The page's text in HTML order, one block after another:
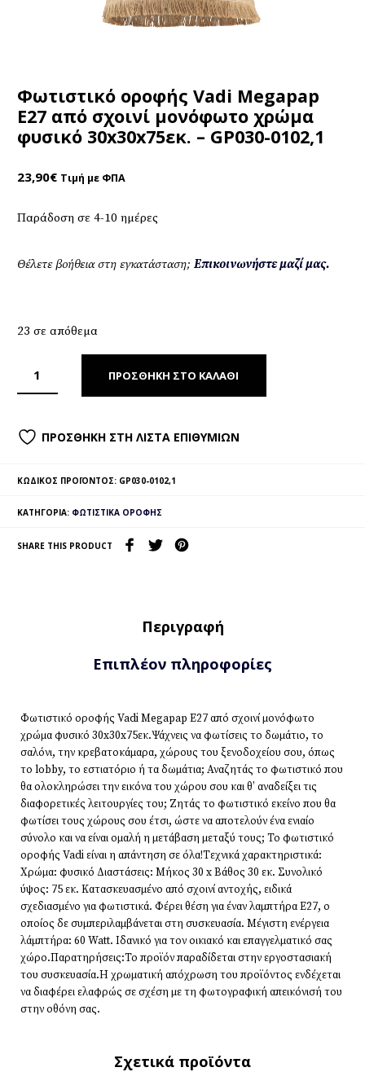
Φωτιστικό οροφής Vadi Megapap
E27 από σχοινί μονόφωτο χρώμα
φυσικό 30x30x75εκ. – GP030-0102,1
23,90€ Τιμή με ΦΠΑ
Παράδοση σε 4-10 ημέρες
Θέλετε βοήθεια στη εγκατάσταση; Επικοινωνήστε μαζί μας.
23 σε απόθεμα
ΠΡΟΣΘΉΚΗ ΣΤΟ ΚΑΛΆΘΙ
ΠΡΟΣΘΉΚΗ ΣΤΗ ΛΊΣΤΑ ΕΠΙΘΥΜΙΏΝ
ΚΩΔΙΚΌΣ ΠΡΟΪΌΝΤΟΣ: GP030-0102,1
ΚΑΤΗΓΟΡΊΑ: ΦΩΤΙΣΤΙΚΆ ΟΡΟΦΉΣ
SHARE THIS PRODUCT
Περιγραφή
Επιπλέον πληροφορίες
Φωτιστικό οροφής Vadi Megapap E27 από σχοινί μονόφωτο
χρώμα φυσικό 30x30x75εκ.Ψάχνεις να φωτίσεις το δωμάτιο, το
σαλόνι, την κρεβατοκάμαρα, χώρους του ξενοδοχείου σου, όπως
το lobby, το εστιατόριο ή τα δωμάτια; Αναζητάς το φωτιστικό που
θα ολοκληρώσει την εικόνα του χώρου σου και θ’ αναδείξει τις
διαφορετικές λειτουργίες του; Ζητάς το φωτιστικό εκείνο που θα
φωτίσει τους χώρους σου έτσι, ώστε να αποτελούν ένα ενιαίο
σύνολο και να είναι ομαλή η μετάβαση μεταξύ τους; Το φωτιστικό
οροφής Vadi είναι η απάντηση σε όλα!Τεχνικά χαρακτηριστικά:
Χρώμα: φυσικό Διαστάσεις: Μήκος 30 x Βάθος 30 εκ. Συνολικό
ύψος: 75 εκ. Κατασκευασμένο από σχοινί αντοχής, ειδικά
σχεδιασμένο για φωτιστικά. Φέρει θέση για έναν λαμπτήρα Ε27, ο
οποίος δε συμπεριλαμβάνεται στη συσκευασία. Μέγιστη ενέργεια
λάμπτήρα: 60 Watt. Ιδανικό για τον οικιακό και επαγγελματικό σας
χώρο.Παρατηρήσεις:Το προϊόν παραδίδεται στην εργοστασιακή
του συσκευασία.Η χρωματική απόχρωση του προϊόντος ενδέχεται
να διαφέρει ελαφρώς σε σχέση με τη φωτογραφική απεικόνισή του
στην οθόνη σας.
Σχετικά προϊόντα